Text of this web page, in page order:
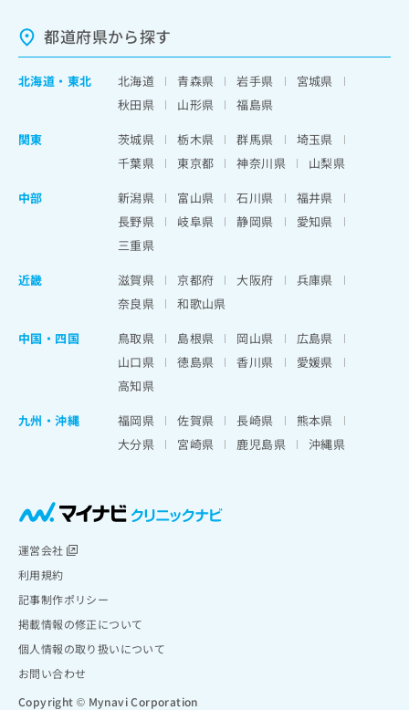
都道府県から探す
北海道 ・ 東北 北海道 青森県 岩手県
宮城県
秋田県
山形県
福島県
関東
茨城県 栃木県 群馬県
埼玉県
千葉県
東京都 神奈川県
山梨県
中部
新潟県 富山県 石川県
福井県
長野県
岐阜県 静岡県
愛知県
三重県
近畿
滋賀県 京都府 大阪府
兵庫県
奈良県
和歌山県
中国・四国
鳥取県 島根県 岡山県
広島県
山口県
徳島県 香川県
愛媛県
高知県
九州・沖縄
福岡県 佐賀県 長崎県
熊本県
大分県
宮崎県 鹿児島県 沖縄県
運営会社
利用規約
記事制作ポリシー
掲載情報の修正について
個人情報の取り扱いについて
お問い合わせ
Copyright © Mynavi Corporation